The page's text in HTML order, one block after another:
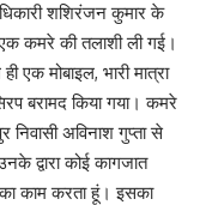
शशिरंजन कुमार के
कमरे की तलाशी ली गई।
मोबाइल, भारी मात्रा
बरामद किया गया। कमरे
निवासी अविनाश गुप्ता से
द्वारा कोई कागजात
काम करता हूं। इसका